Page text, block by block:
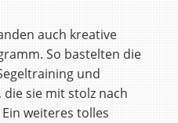
auch kreative
So bastelten die
und
sie mit stolz nach
weiteres tolles